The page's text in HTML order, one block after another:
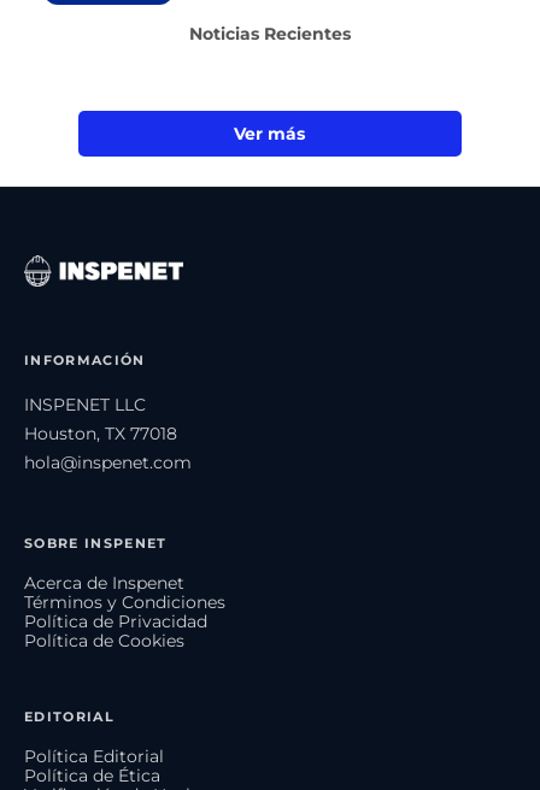
Noticias Recientes
Ver más
INFORMACIÓN
INSPENET LLC
Houston, TX 77018
hola@inspenet.com
SOBRE INSPENET
Acerca de Inspenet
Términos y Condiciones
Política de Privacidad
Política de Cookies
EDITORIAL
Política Editorial
Política de Ética